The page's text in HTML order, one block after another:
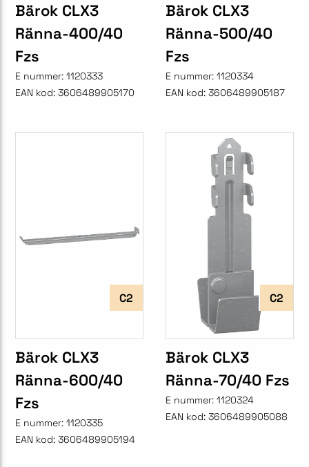
Bärok CLX3
Ränna-400/40
Fzs
E nummer: 1120333
EAN kod: 3606489905170
Bärok CLX3
Ränna-500/40
Fzs
E nummer: 1120334
EAN kod: 3606489905187
C2
Bärok CLX3
Ränna-600/40
Fzs
E nummer: 1120335
EAN kod: 3606489905194
C2
Bärok CLX3
Ränna-70/40 Fzs
E nummer: 1120324
EAN kod: 3606489905088